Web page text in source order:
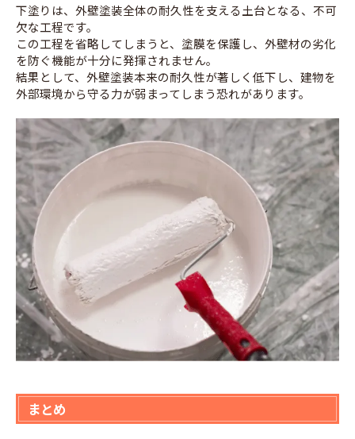
下塗りは、外壁塗装全体の耐久性を支える土台となる、不可
欠な工程です。
この工程を省略してしまうと、塗膜を保護し、外壁材の劣化
を防ぐ機能が十分に発揮されません。
結果として、外壁塗装本来の耐久性が著しく低下し、建物を
外部環境から守る力が弱まってしまう恐れがあります。
まとめ